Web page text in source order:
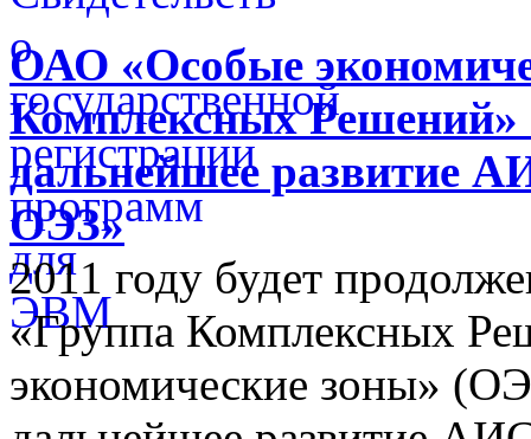
ОАО «Особые
Комплексных Решений»
дальнейшее развитие
ОЭЗ»
2011 году будет
«Группа Комплексных
экономические зоны»